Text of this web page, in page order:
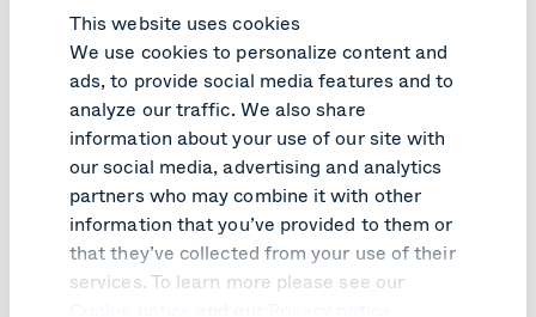
This website uses cookies
We use cookies to personalize content and
ads, to provide social media features and to
analyze our traffic. We also share
information about your use of our site with
our social media, advertising and analytics
partners who may combine it with other
information that you’ve provided to them or
that they’ve collected from your use of their
services. To learn more please see our
opérations de surveillance.
Risques liés au stockage et à la conservation
durée de conservation des métadonnées par le
fournisseur de la solution de visioconférence et les
mesures de sécurité mises en place pour les
protéger sont également des facteurs de risque
importants.
Comment réduire le